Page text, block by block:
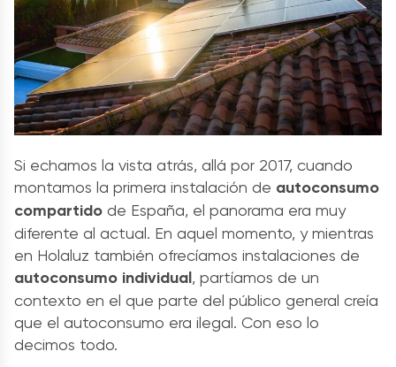
Si echamos la vista atrás, allá por 2017, cuando
montamos la primera instalación de autoconsumo
compartido de España, el panorama era muy
diferente al actual. En aquel momento, y mientras
en Holaluz también ofrecíamos instalaciones de
autoconsumo individual, partíamos de un
contexto en el que parte del público general creía
que el autoconsumo era ilegal. Con eso lo
decimos todo.